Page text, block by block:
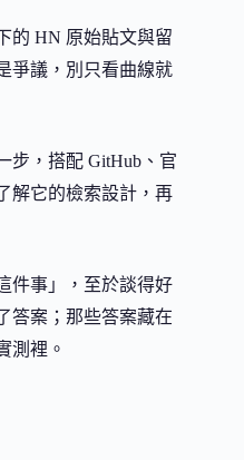
的 HN 原始貼文與留
爭議，別只看曲線就
步，搭配 GitHub、官
解它的檢索設計，再
件事」，至於談得好
答案；那些答案藏在
測裡。